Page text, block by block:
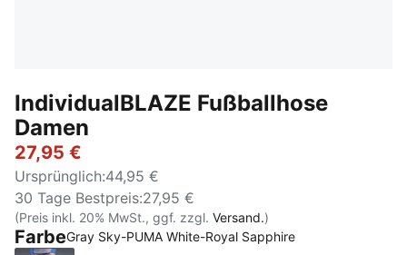
IndividualBLAZE Fußballhose
Damen
27,95 €
Ursprünglich:44,95 €
30 Tage Bestpreis:27,95 €
(Preis inkl. 20% MwSt., ggf. zzgl. Versand.)
FarbeGray Sky-PUMA White-Royal Sapphire